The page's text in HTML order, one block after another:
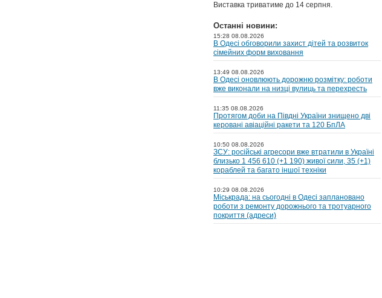
Виставка триватиме до 14 серпня.
Останні новини:
15:28 08.08.2026
В Одесі обговорили захист дітей та розвиток
сімейних форм виховання
13:49 08.08.2026
В Одесі оновлюють дорожню розмітку: роботи
вже виконали на низці вулиць та перехресть
11:35 08.08.2026
Протягом доби на Півдні України знищено дві
керовані авіаційні ракети та 120 БпЛА
10:50 08.08.2026
ЗСУ: російські агресори вже втратили в Україні
близько 1 456 610 (+1 190) живої сили, 35 (+1)
кораблей та багато іншої техніки
10:29 08.08.2026
Міськрада: на cьогодні в Одесі заплановано
роботи з ремонту дорожнього та тротуарного
покриття (адреси)